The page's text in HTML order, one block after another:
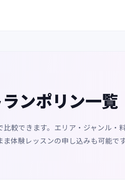
ンポリン一覧
較できます。エリア・ジャンル
体験レッスンの申し込みも可能です